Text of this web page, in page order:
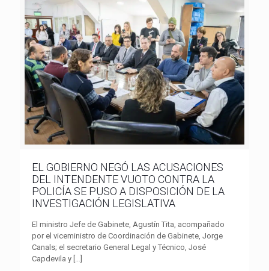
EL GOBIERNO NEGÓ LAS ACUSACIONES
DEL INTENDENTE VUOTO CONTRA LA
POLICÍA SE PUSO A DISPOSICIÓN DE LA
INVESTIGACIÓN LEGISLATIVA
El ministro Jefe de Gabinete, Agustín Tita, acompañado
por el viceministro de Coordinación de Gabinete, Jorge
Canals; el secretario General Legal y Técnico, José
Capdevila y […]